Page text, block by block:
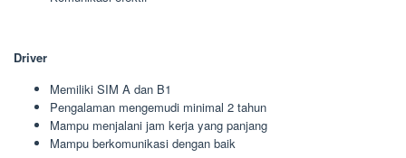
Driver
Memiliki SIM A dan B1
Pengalaman mengemudi minimal 2 tahun
Mampu menjalani jam kerja yang panjang
Mampu berkomunikasi dengan baik